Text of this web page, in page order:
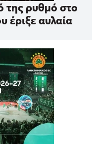
της ρυθμό στο
έριξε αυλαία